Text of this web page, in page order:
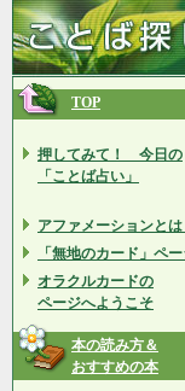
TOP
押してみて！ 今日の
「ことば占い」
アファメーションとは
「無地のカード」ペ
オラクルカードの
ページへようこそ
本の読み方＆
おすすめの本